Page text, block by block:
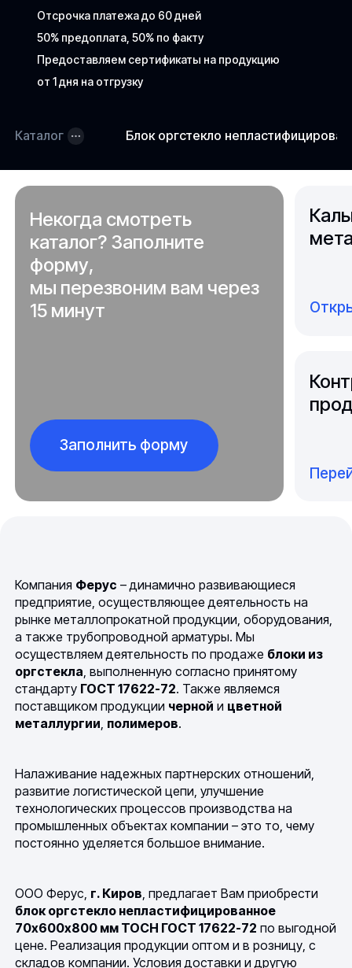
Отсрочка платежа до 60 дней
50% предоплата, 50% по факту
Предоставляем сертификаты на продукцию
от 1 дня на отгрузку
Каталог Блок оргстекло
Некогда смотреть
каталог? Заполните
форму,
мы перезвоним вам через
15 минут
Заполнить форму
Компания Ферус – динамично развивающиеся
предприятие, осуществляющее деятельность на
рынке металлопрокатной продукции, оборудования,
а также трубопроводной арматуры. Мы
осуществляем деятельность по продаже блоки из
оргстекла, выполненную согласно принятому
стандарту ГОСТ 17622-72. Также являемся
поставщиком продукции черной и цветной
металлургии, полимеров.
Налаживание надежных партнерских отношений,
развитие логистической цепи, улучшение
технологических процессов производства на
промышленных объектах компании – это то, чему
постоянно уделяется большое внимание.
ООО Ферус, г. Киров, предлагает Вам приобрести
блок оргстекло непластифицированное
70х600х800 мм ТОСН ГОСТ 17622-72 по выгодной
цене. Реализация продукции оптом и в розницу, с
складов компании. Условия доставки и другую